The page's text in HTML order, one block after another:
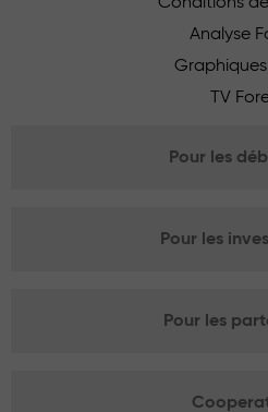
Analyse
TV
Pour les
Pour les
Pour les